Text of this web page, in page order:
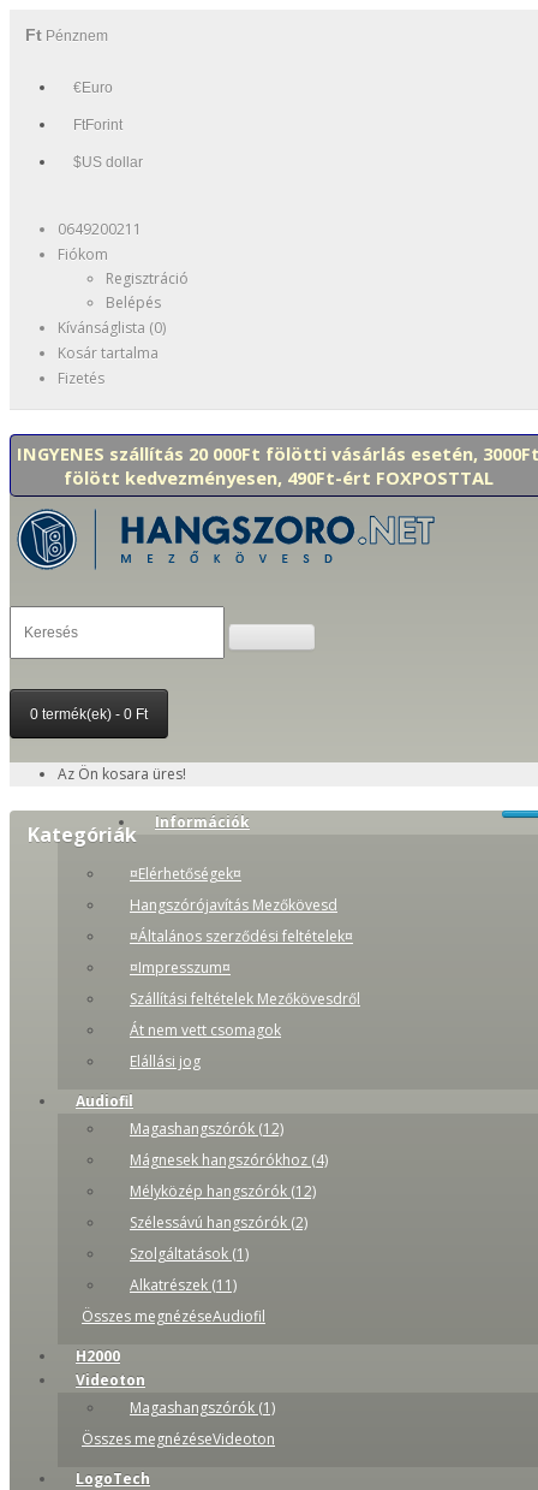
Ft Pénznem
€Euro
FtForint
$US dollar
0649200211
Fiókom
Regisztráció
Belépés
Kívánságlista (0)
Kosár tartalma
Fizetés
INGYENES szállítás 20 000Ft fölötti vásárlás esetén,
fölött kedvezményesen, 490Ft-ért FOXPOSTTAL
0 termék(ek) - 0 Ft
Az Ön kosara üres!
Kategóriák Információk
¤Elérhetőségek¤
Hangszórójavítás Mezőkövesd
¤Általános szerződési feltételek¤
¤Impresszum¤
Szállítási feltételek Mezőkövesdről
Át nem vett csomagok
Elállási jog
Audiofil
Magashangszórók (12)
Mágnesek hangszórókhoz (4)
Mélyközép hangszórók (12)
Szélessávú hangszórók (2)
Szolgáltatások (1)
Alkatrészek (11)
Összes megnézéseAudiofil
H2000
Videoton
Magashangszórók (1)
Összes megnézéseVideoton
LogoTech